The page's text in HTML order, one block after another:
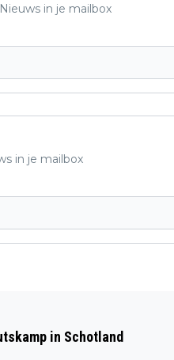
in je mailbox
in je mailbox
in Schotland